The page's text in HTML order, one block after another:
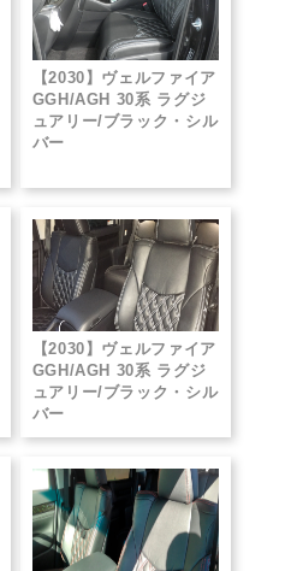
【2030】ヴェルファイア
GGH/AGH 30系 ラグジ
ュアリー/ブラック・シル
バー
【2030】ヴェルファイア
GGH/AGH 30系 ラグジ
ュアリー/ブラック・シル
バー